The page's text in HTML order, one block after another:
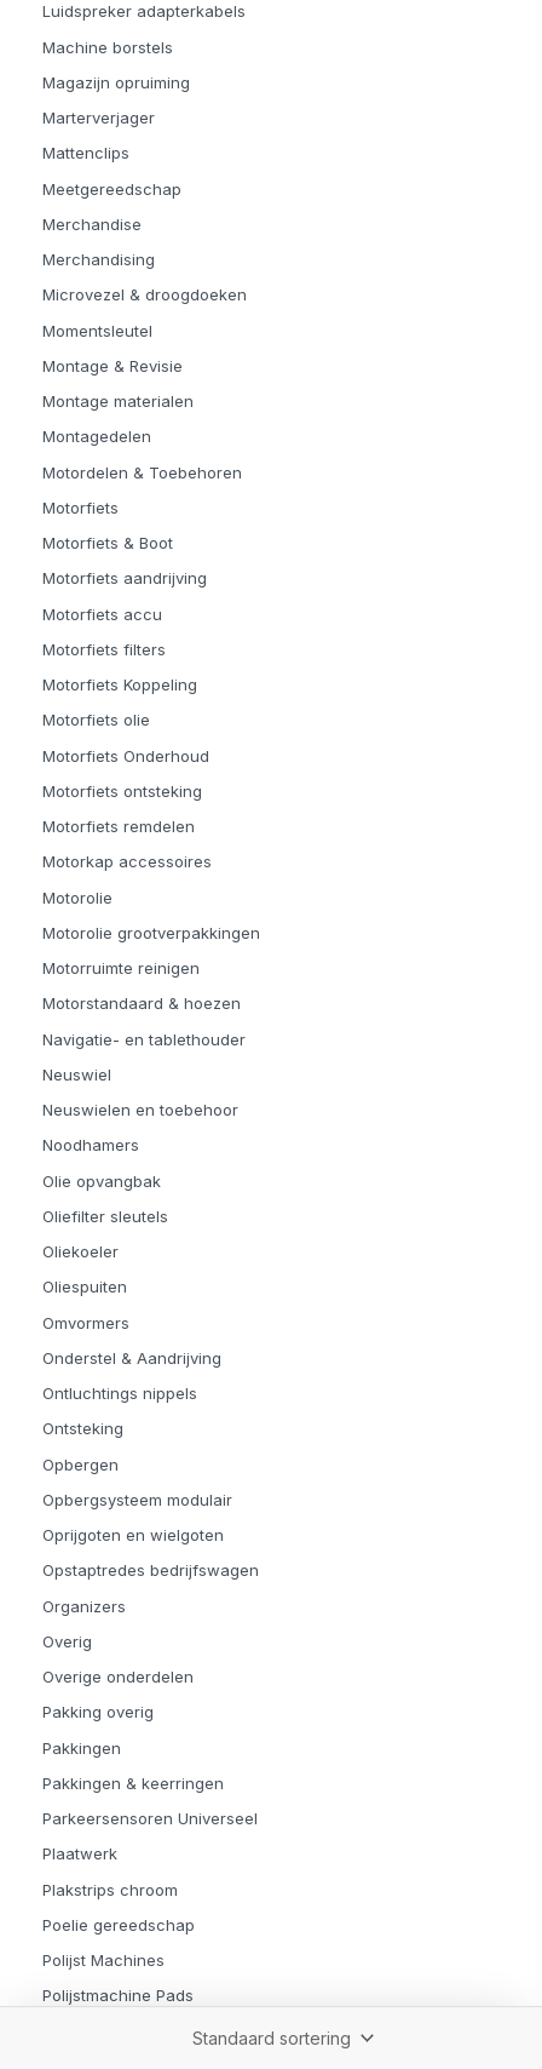
Luidspreker adapterkabels
Machine borstels
Magazijn opruiming
Marterverjager
Mattenclips
Meetgereedschap
Merchandise
Merchandising
Microvezel & droogdoeken
Momentsleutel
Montage & Revisie
Montage materialen
Montagedelen
Motordelen & Toebehoren
Motorfiets
Motorfiets & Boot
Motorfiets aandrijving
Motorfiets accu
Motorfiets filters
Motorfiets Koppeling
Motorfiets olie
Motorfiets Onderhoud
Motorfiets ontsteking
Motorfiets remdelen
Motorkap accessoires
Motorolie
Motorolie grootverpakkingen
Motorruimte reinigen
Motorstandaard & hoezen
Navigatie- en tablethouder
Neuswiel
Neuswielen en toebehoor
Noodhamers
Olie opvangbak
Oliefilter sleutels
Oliekoeler
Oliespuiten
Omvormers
Onderstel & Aandrijving
Ontluchtings nippels
Ontsteking
Opbergen
Opbergsysteem modulair
Oprijgoten en wielgoten
Opstaptredes bedrijfswagen
Organizers
Overig
Overige onderdelen
Pakking overig
Pakkingen
Pakkingen & keerringen
Parkeersensoren Universeel
Plaatwerk
Plakstrips chroom
Poelie gereedschap
Polijst Machines
Polijstmachine Pads